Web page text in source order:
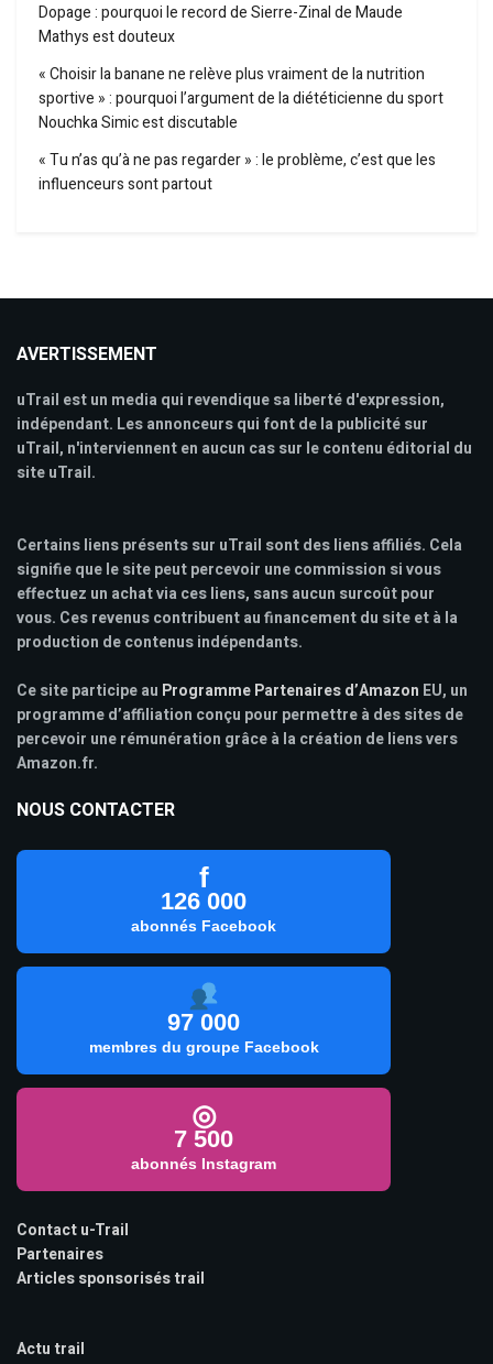
Dopage : pourquoi le record de Sierre-Zinal de Maude
Mathys est douteux
« Choisir la banane ne relève plus vraiment de la nutrition
sportive » : pourquoi l’argument de la diététicienne du sport
Nouchka Simic est discutable
« Tu n’as qu’à ne pas regarder » : le problème, c’est que les
influenceurs sont partout
AVERTISSEMENT
uTrail est un media qui revendique sa liberté d'expression,
indépendant. Les annonceurs qui font de la publicité sur
uTrail, n'interviennent en aucun cas sur le contenu éditorial du
site uTrail.
Certains liens présents sur uTrail sont des liens affiliés. Cela
signifie que le site peut percevoir une commission si vous
effectuez un achat via ces liens, sans aucun surcoût pour
vous. Ces revenus contribuent au financement du site et à la
production de contenus indépendants.
Ce site participe au Programme Partenaires d’Amazon EU, un
programme d’affiliation conçu pour permettre à des sites de
percevoir une rémunération grâce à la création de liens vers
Amazon.fr.
NOUS CONTACTER
f
126 000
abonnés Facebook
97 000
membres du groupe Facebook
◎
7 500
abonnés Instagram
Contact u-Trail
Partenaires
Articles sponsorisés trail
Actu trail